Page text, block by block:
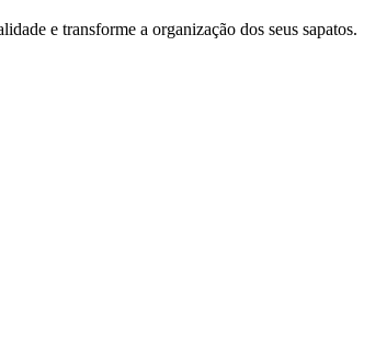
e transforme a organização dos seus sapatos.